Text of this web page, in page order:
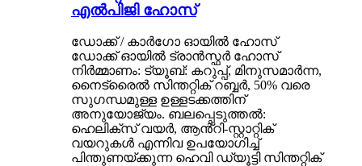
എൽപിജി ഹോസ്
ഡോക്ക് / കാർഗോ ഓയിൽ ഹോസ്
ഡോക്ക് ഓയിൽ ട്രാൻസ്ഫർ ഹോസ്
നിർമ്മാണം: ട്യൂബ്: കറുപ്പ്, മിനുസമാർന്ന,
നൈട്രൈൽ സിന്തറ്റിക് റബ്ബർ, 50% വരെ
സുഗന്ധമുള്ള ഉള്ളടക്കത്തിന്
അനുയോജ്യം. ബലപ്പെടുത്തൽ:
ഹെലിക്‌സ് വയർ, ആൻ്റി-സ്റ്റാറ്റിക്
വയറുകൾ എന്നിവ ഉപയോഗിച്ച്
പിന്തുണയ്ക്കുന്ന ഹെവി ഡ്യൂട്ടി സിന്തറ്റിക്